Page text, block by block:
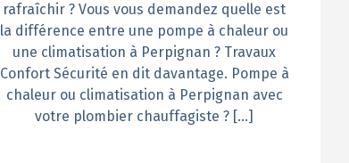
rafraîchir ? Vous vous demandez quelle est
la différence entre une pompe à chaleur ou
une climatisation à Perpignan ? Travaux
Confort Sécurité en dit davantage. Pompe à
chaleur ou climatisation à Perpignan avec
votre plombier chauffagiste ? […]